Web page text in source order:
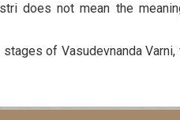
does not mean the
of Vasudevnanda